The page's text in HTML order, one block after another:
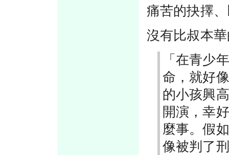
痛苦的抉擇
沒有比叔本
「在青少
命，就好
的小孩興
開演，幸
麼事。假
像被判了